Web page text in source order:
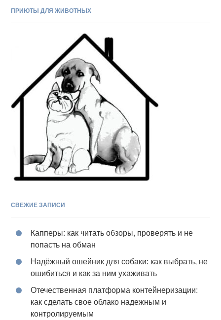
ПРИЮТЫ ДЛЯ ЖИВОТНЫХ
СВЕЖИЕ ЗАПИСИ
Капперы: как читать обзоры, проверять и не
попасть на обман
Надёжный ошейник для собаки: как выбрать, не
ошибиться и как за ним ухаживать
Отечественная платформа контейнеризации:
как сделать свое облако надежным и
контролируемым